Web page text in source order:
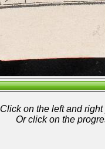
Click on the left and
Or click on the